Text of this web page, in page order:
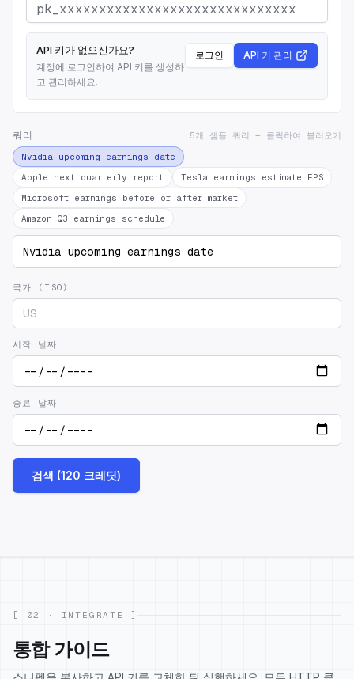
API 키가 없으신가요?
계정에 로그인하여 API 키를 생성하
고 관리하세요.
로그인 API 키 관리
쿼리 5개 샘플 쿼리 — 클릭하여 불러오기
Nvidia upcoming earnings date
Apple next quarterly report Tesla earnings estimate EPS
Microsoft earnings before or after market
Amazon Q3 earnings schedule
국가 (ISO)
시작 날짜
종료 날짜
검색 (120 크레딧)
[ 02 · INTEGRATE ]
통합 가이드